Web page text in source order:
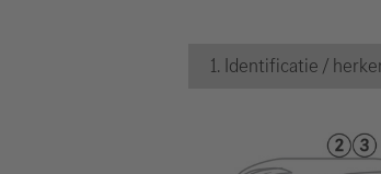
1. Identificatie /